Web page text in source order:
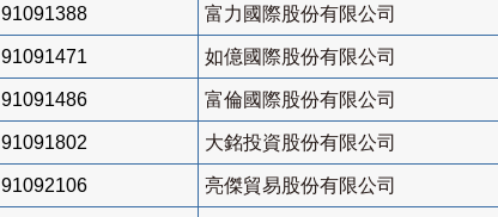
91091388 富力國際股份有限公司
91091471 如億國際股份有限公司
91091486 富倫國際股份有限公司
91091802 大銘投資股份有限公司
91092106 亮傑貿易股份有限公司